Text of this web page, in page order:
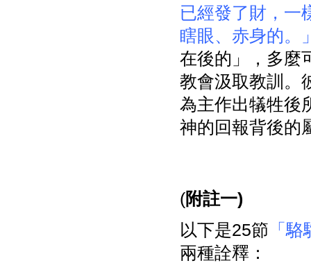
已經發了財，一
瞎眼、赤身的。
在後的」，多麼
教會汲取教訓。
為主作出犠牲後
神的回報背後的
(附註一)
以下是25節 「
兩種詮釋：